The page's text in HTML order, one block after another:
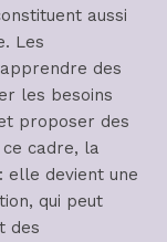
aussi
Les
des
les besoins
proposer des
cadre, la
elle devient une
qui peut
des